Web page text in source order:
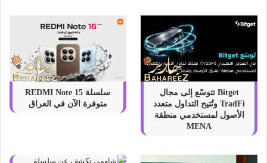
Bitget تتوسّع إلى مجال
TradFi وتُتيح التداول متعدد
الأصول لمستخدمي منطقة
MENA
سلسلة REDMI Note 15
متوفرة الآن في العراق